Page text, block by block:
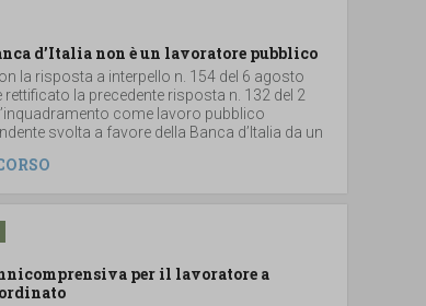
d’Italia non è un lavoratore pubblico
la risposta a interpello n. 154 del 6 agosto
la precedente risposta n. 132 del 2
come lavoro pubblico
svolta a favore della Banca d’Italia da un
per il lavoratore a